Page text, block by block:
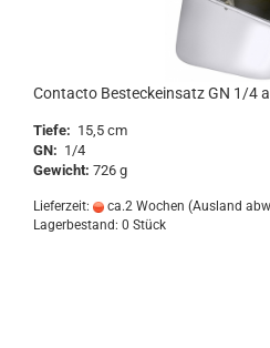
Contacto Besteckeinsatz GN 1/4
Tiefe: 15,5 cm
GN: 1/4
Gewicht: 726 g
Lieferzeit: ca.2 Wochen (Ausland
Lagerbestand: 0 Stück